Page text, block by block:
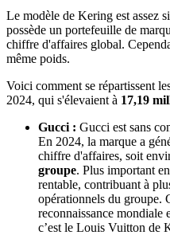
Le modèle de Kering est assez
possède un portefeuille de
chiffre d'affaires global.
même poids.
Voici comment se répartissent
2024, qui s'élevaient à 17,19
Gucci : Gucci est sans
En 2024, la marque a
chiffre d'affaires, soit
groupe. Plus important
rentable, contribuant à
opérationnels du groupe.
reconnaissance mondiale
c’est le Louis Vuitton de